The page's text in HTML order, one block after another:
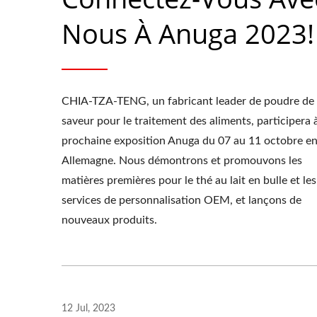
Nous À Anuga 2023!
CHIA-TZA-TENG, un fabricant leader de poudre de
saveur pour le traitement des aliments, participera
prochaine exposition Anuga du 07 au 11 octobre en
Allemagne. Nous démontrons et promouvons les
matières premières pour le thé au lait en bulle et les
services de personnalisation OEM, et lançons de
nouveaux produits.
12 Jul, 2023